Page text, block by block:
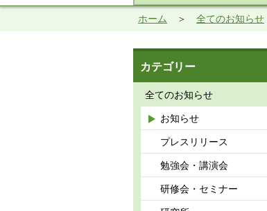
ホーム 全てのお知らせ
カテゴリー
全てのお知らせ
お知らせ
プレスリリース
勉強会・講演会
研修会・セミナー